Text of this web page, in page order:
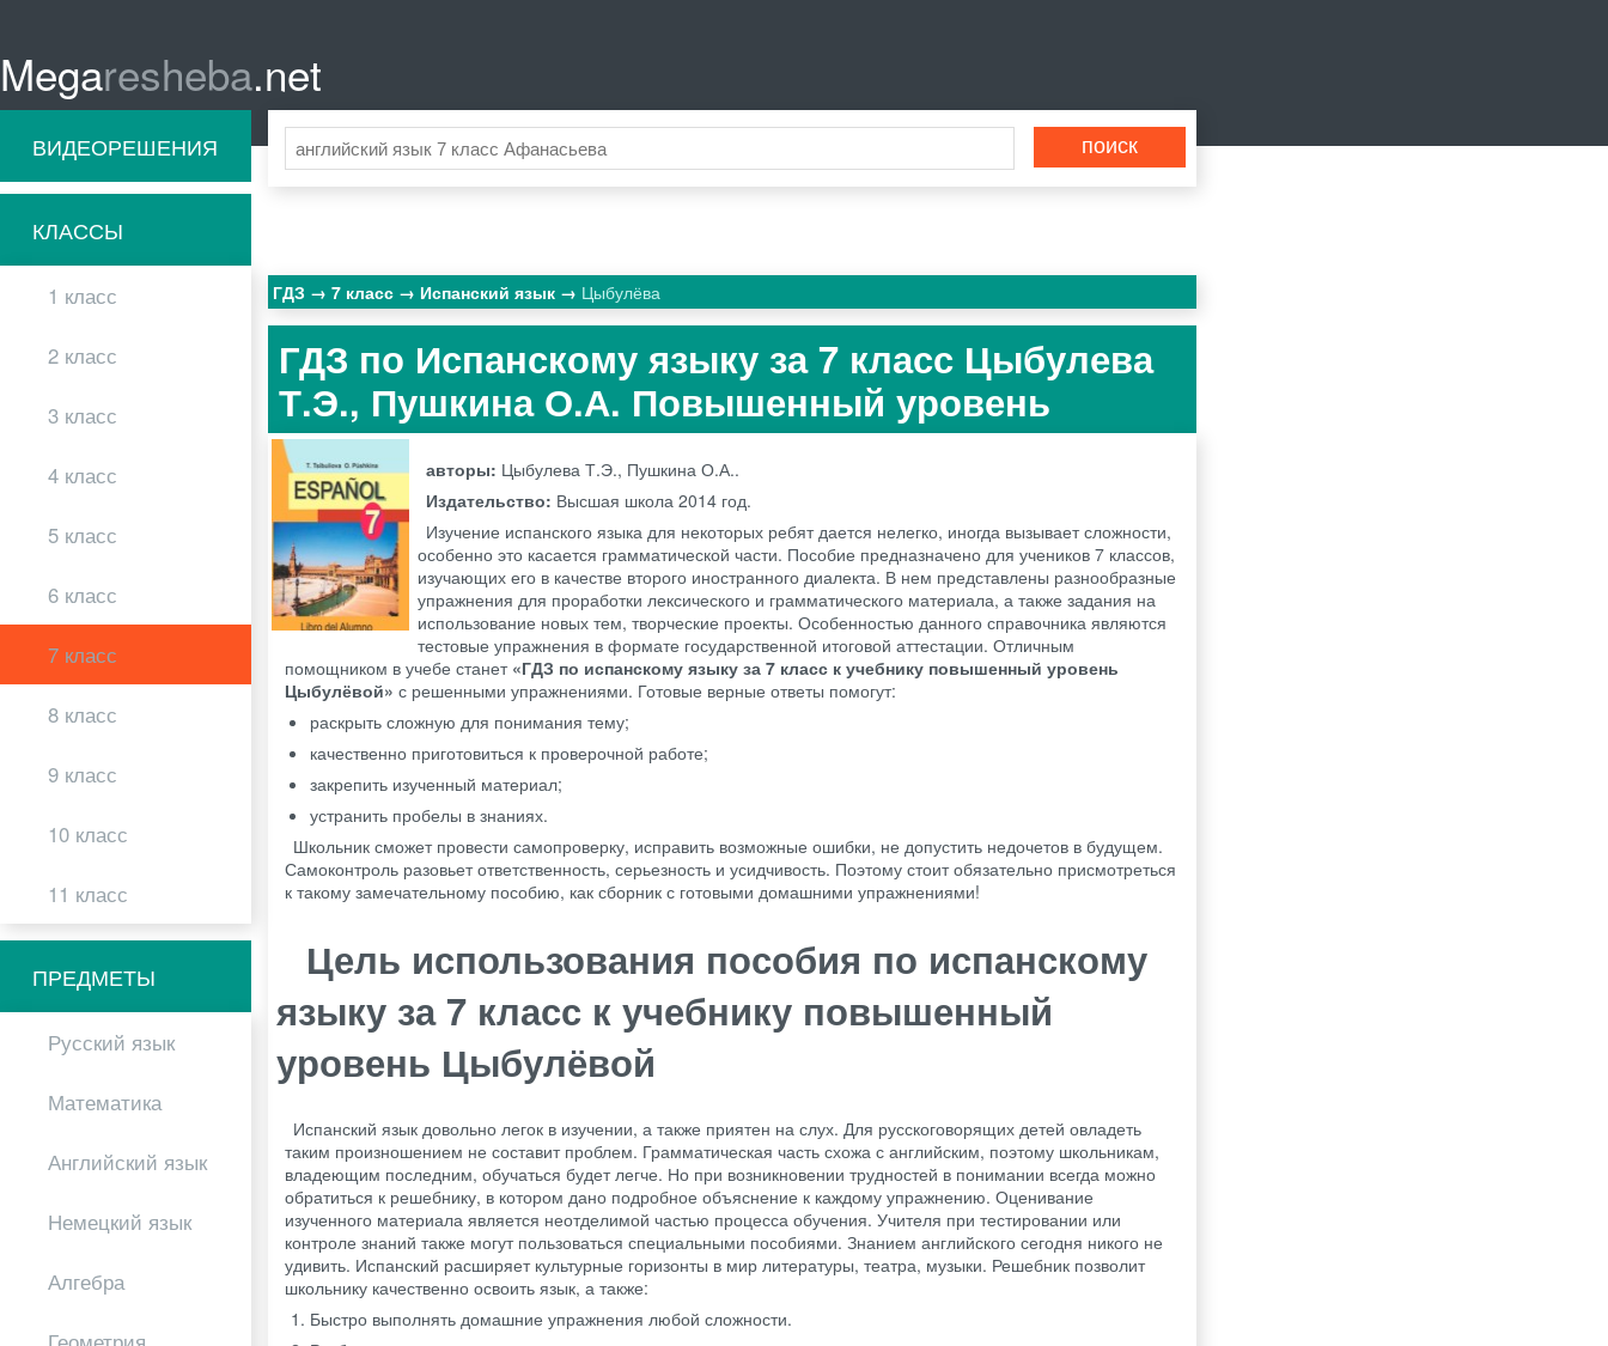
Megaresheba.net
ВИДЕОРЕШЕНИЯ
КЛАССЫ
1 класс
2 класс
3 класс
4 класс
5 класс
6 класс
7 класс
8 класс
9 класс
10 класс
11 класс
ПРЕДМЕТЫ
Русский язык
Математика
Английский язык
Немецкий язык
Алгебра
ГДЗ 7 класс Испанский язык Цыбулёва
ГДЗ по Испанскому языку за 7 класс Цыбулева
Т.Э., Пушкина О.А. Повышенный уровень
авторы: Цыбулева Т.Э., Пушкина О.А..
Издательство: Высшая школа 2014 год.
Изучение испанского языка для некоторых ребят дается нелегко, иногда вызывает сложности,
особенно это касается грамматической части. Пособие предназначено для учеников 7 классов,
изучающих его в качестве второго иностранного диалекта. В нем представлены разнообразные
упражнения для проработки лексического и грамматического материала, а также задания на
использование новых тем, творческие проекты. Особенностью данного справочника являются
тестовые упражнения в формате государственной итоговой аттестации. Отличным
помощником в учебе станет «ГДЗ по испанскому языку за 7 класс к учебнику повышенный уровень
Цыбулёвой» с решенными упражнениями. Готовые верные ответы помогут:
раскрыть сложную для понимания тему;
качественно приготовиться к проверочной работе;
закрепить изученный материал;
устранить пробелы в знаниях.
Школьник сможет провести самопроверку, исправить возможные ошибки, не допустить недочетов в будущем.
Самоконтроль разовьет ответственность, серьезность и усидчивость. Поэтому стоит обязательно присмотреться
к такому замечательному пособию, как сборник с готовыми домашними упражнениями!
Цель использования пособия по испанскому
языку за 7 класс к учебнику повышенный
уровень Цыбулёвой
Испанский язык довольно легок в изучении, а также приятен на слух. Для русскоговорящих детей овладеть
таким произношением не составит проблем. Грамматическая часть схожа с английским, поэтому школьникам,
владеющим последним, обучаться будет легче. Но при возникновении трудностей в понимании всегда можно
обратиться к решебнику, в котором дано подробное объяснение к каждому упражнению. Оценивание
изученного материала является неотделимой частью процесса обучения. Учителя при тестировании или
контроле знаний также могут пользоваться специальными пособиями. Знанием английского сегодня никого не
удивить. Испанский расширяет культурные горизонты в мир литературы, театра, музыки. Решебник позволит
школьнику качественно освоить язык, а также:
Быстро выполнять домашние упражнения любой сложности.